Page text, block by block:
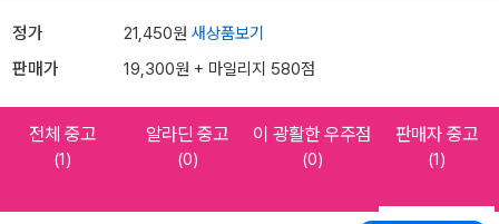
정가 21,450원 새상품보기
판매가 19,300원 + 마일리지 580점
전체 중고
(1)
알라딘 중고
(0)
이 광활한 우주점
(0)
판매자 중고
(1)